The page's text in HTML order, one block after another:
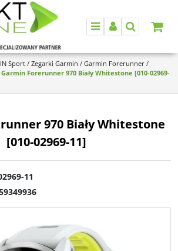
MenuPanelSzukaj
Sport/ Zegarki Garmin / Garmin Forerunner /
Garmin Forerunner 970 Biały Whitestone [010-02969-
970 Biały Whitestone
[010-02969-11]
11